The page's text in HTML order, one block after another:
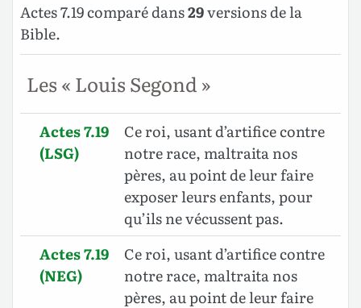
Actes 7.19 comparé dans29versions de la
Bible.
Les « Louis Segond »
Actes 7.19
(LSG)
Ce roi, usant d’artifice contre
notre race, maltraita nos
pères, au point de leur faire
exposer leurs enfants, pour
qu’ils ne vécussent pas.
Actes 7.19
(NEG)
Ce roi, usant d’artifice contre
notre race, maltraita nos
pères, au point de leur faire